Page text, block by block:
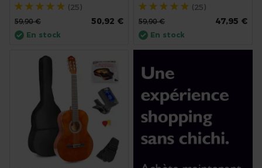
Évaluation:
94%
(25)
50,92 €
59,90 €
En stock
Évaluation:
94%
(25)
47,95 €
59,90 €
En stock